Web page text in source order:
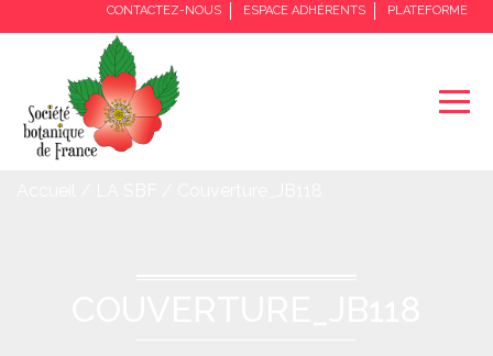
CONTACTEZ-NOUS ESPACE ADHÉRENTS PLATEFORME